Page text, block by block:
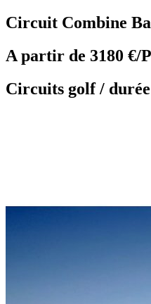
Circuit Combine
A partir de 3180 €/
Circuits golf /